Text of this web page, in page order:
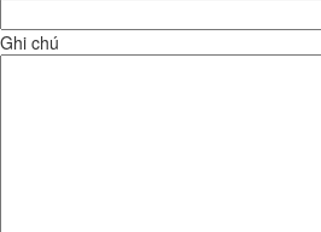
Ghi chú